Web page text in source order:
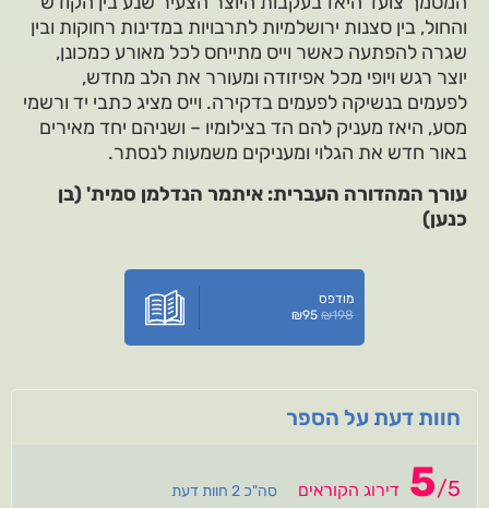
והחול, בין סצנות ירושלמיות לתרבויות במדינות רחוקות ובין
שגרה להפתעה כאשר וייס מתייחס לכל מאורע כמכונן,
יוצר רגש ויופי מכל אפיזודה ומעורר את הלב מחדש,
לפעמים בנשיקה לפעמים בדקירה. וייס מציג כתבי יד ורשמי
מסע, היאז מעניק להם הד בצילומיו – ושניהם יחד מאירים
באור חדש את הגלוי ומעניקים משמעות לנסתר.
עורך המהדורה העברית: איתמר הנדלמן סמית' (בן
כנען)
מודפס
₪198
₪95
חוות דעת על הספר
5/5 דירוג הקוראים סה"כ 2 חוות דעת